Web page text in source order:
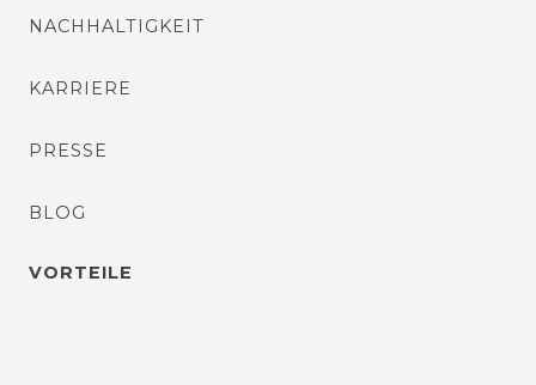
NACHHALTIGKEIT
KARRIERE
PRESSE
BLOG
VORTEILE